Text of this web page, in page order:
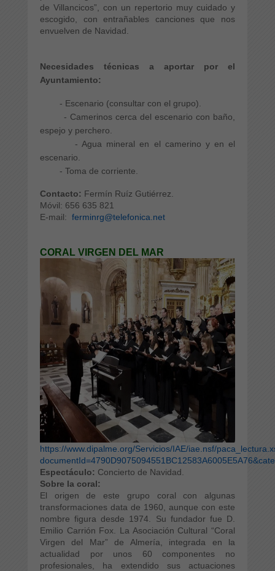
de Villancicos”, con un repertorio muy cuidado y
escogido, con entrañables canciones que nos
envuelven de Navidad.
Necesidades técnicas a aportar por el
Ayuntamiento:
- Escenario (consultar con el grupo).
- Camerinos cerca del escenario con baño,
espejo y perchero.
- Agua mineral en el camerino y en el
escenario.
- Toma de corriente.
Contacto: Fermín Ruíz Gutiérrez.
Móvil: 656 635 821
E-mail: ferminrg@telefonica.net
CORAL VIRGEN DEL MAR
https://www.dipalme.org/Servicios/IAE/iae.nsf/
Espectáculo: Concierto de Navidad.
Sobre la coral:
El origen de este grupo coral con algunas
transformaciones data de 1960, aunque con este
nombre figura desde 1974. Su fundador fue D.
Emilio Carrión Fox. La Asociación Cultural “Coral
Virgen del Mar” de Almería, integrada en la
actualidad por unos 60 componentes no
profesionales, ha extendido sus actuaciones